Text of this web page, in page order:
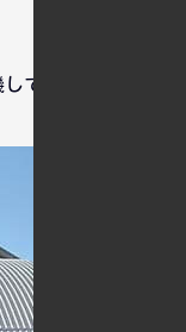
ていました。